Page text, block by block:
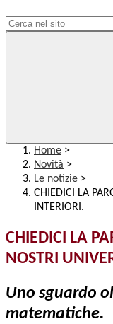
Home >
Novità >
Le notizie >
CHIEDICI LA
INTERIORI.
CHIEDICI LA
NOSTRI
Uno sguardo
matematiche.